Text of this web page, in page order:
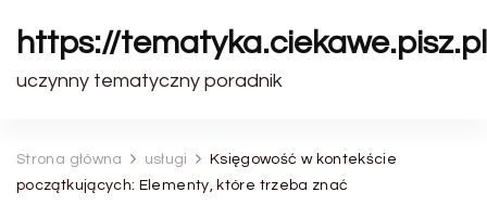
https://tematyka.ciekawe.pisz.pl
uczynny tematyczny poradnik
Strona główna usługi
Księgowość w kontekście
początkujących: Elementy, które trzeba znać